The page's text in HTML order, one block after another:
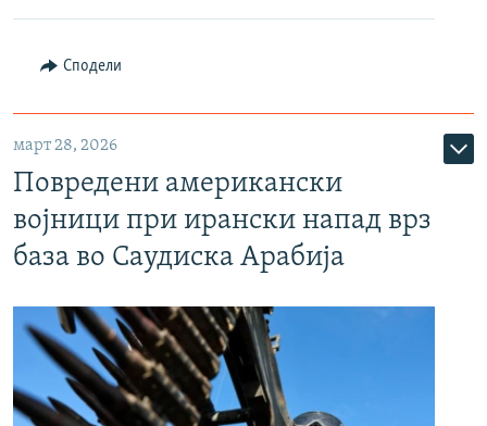
Сподели
март 28, 2026
Повредени американски
војници при ирански напад врз
база во Саудиска Арабија